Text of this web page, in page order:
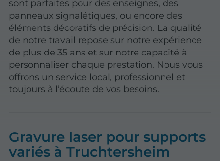
sont parfaites pour des enseignes, des
panneaux signalétiques, ou encore des
éléments décoratifs de précision. La qualité
de notre travail repose sur notre expérience
de plus de 35 ans et sur notre capacité à
personnaliser chaque prestation. Nous vous
offrons un service local, professionnel et
toujours à l’écoute de vos besoins.
Gravure laser pour supports
variés à Truchtersheim